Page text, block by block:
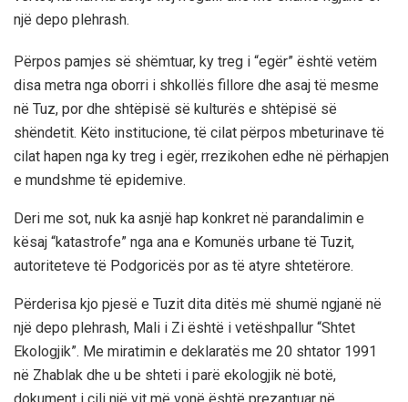
një depo plehrash.
Përpos pamjes së shëmtuar, ky treg i “egër” është vetëm
disa metra nga oborri i shkollës fillore dhe asaj të mesme
në Tuz, por dhe shtëpisë së kulturës e shtëpisë së
shëndetit. Këto institucione, të cilat përpos mbeturinave të
cilat hapen nga ky treg i egër, rrezikohen edhe në përhapjen
e mundshme të epidemive.
Deri me sot, nuk ka asnjë hap konkret në parandalimin e
kësaj “katastrofe” nga ana e Komunës urbane të Tuzit,
autoriteteve të Podgoricës por as të atyre shtetërore.
Përderisa kjo pjesë e Tuzit dita ditës më shumë ngjanë në
një depo plehrash, Mali i Zi është i vetëshpallur “Shtet
Ekologjik”. Me miratimin e deklaratës me 20 shtator 1991
në Zhablak dhe u be shteti i parë ekologjik në botë,